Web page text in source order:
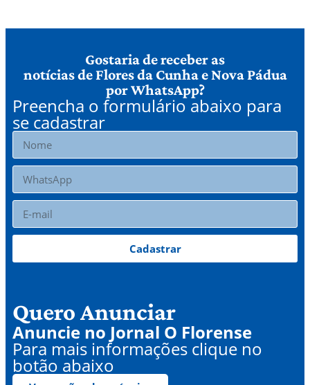
Gostaria de receber as
notícias de Flores da Cunha e Nova Pádua
por WhatsApp?
Preencha o formulário abaixo para
se cadastrar
Cadastrar
Quero Anunciar
Anuncie no Jornal O Florense
Para mais informações clique no
botão abaixo